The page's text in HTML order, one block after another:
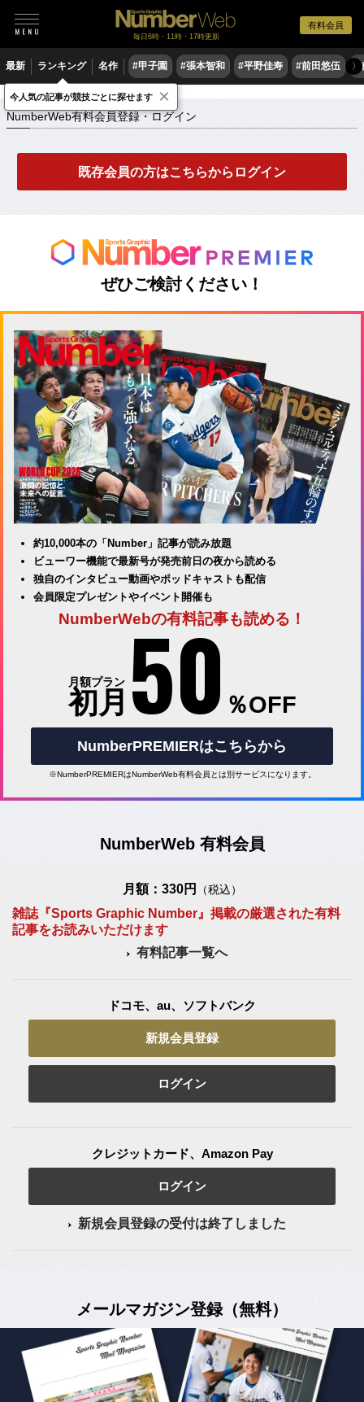
有料会員
毎日6時・11時・17時更新
最新 ランキング 名作 #甲子園 #張本智和 #平野佳寿 #前田悠伍 #
〉
NumberWeb有料会員登録・ログイン
NumberWeb有料会員登録・ログイン
既存会員の方はこちらからログイン
ぜひご検討ください！
約10,000本の「Number」記事が読み放題
ビューワー機能で最新号が発売前日の夜から読める
独自のインタビュー動画やポッドキャストも配信
会員限定プレゼントやイベント開催も
NumberWebの有料記事も読める！
月額プラン
初月 50 ％OFF
NumberPREMIERはこちらから
※NumberPREMIERはNumberWeb有料会員とは別サービスになります。
NumberWeb 有料会員
月額：330円 （税込）
雑誌『Sports Graphic Number』掲載の厳選された有料
記事をお読みいただけます
有料記事一覧へ
ドコモ、au、ソフトバンク
新規会員登録
ログイン
クレジットカード、Amazon Pay
ログイン
新規会員登録の受付は終了しました
メールマガジン登録（無料）
今人気の記事が競技ごとに探せます ×